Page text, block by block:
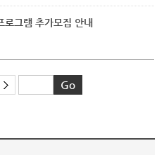
그램 추가모집 안내